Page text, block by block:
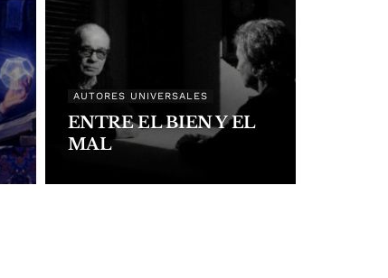
AUTORES UNIVERSALES
ENTRE EL BIEN Y EL
MAL